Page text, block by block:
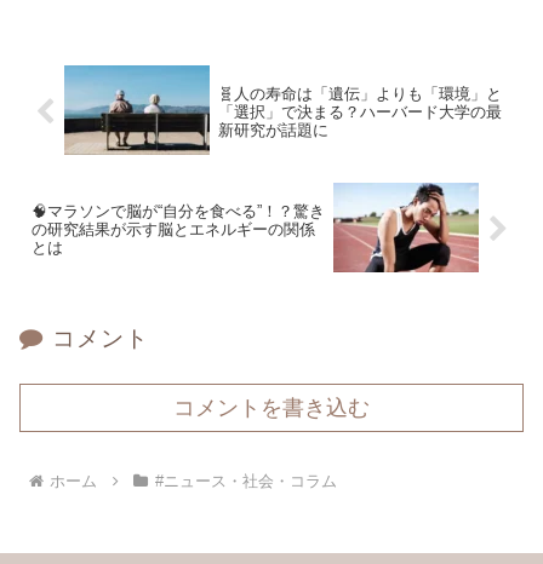
🧬人の寿命は「遺伝」よりも「環境」と
「選択」で決まる？ハーバード大学の最
新研究が話題に
🧠マラソンで脳が“自分を食べる”！？驚き
の研究結果が示す脳とエネルギーの関係
とは
コメント
コメントを書き込む
ホーム #ニュース・社会・コラム